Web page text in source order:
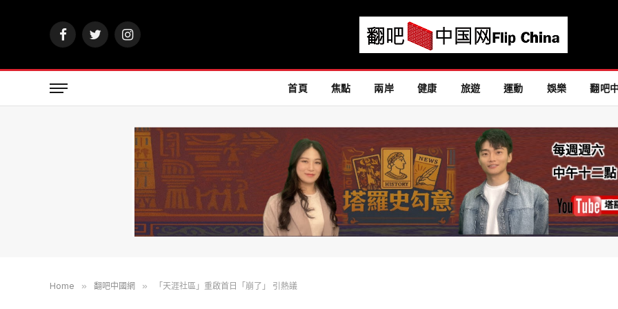
FacebookTwitterInstagram
首頁 焦點 兩岸 健康 旅遊 運動 娛樂 翻吧
Home » 翻吧中國網 » 「天涯社區」重啟首日「崩了」 引熱議